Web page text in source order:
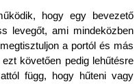
hogy egy bevezető
levegőt, ami mindeközben
a portól és más
követően pedig lehűtésre
függ, hogy hűteni vagy